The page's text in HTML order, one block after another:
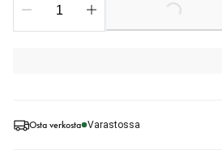
Osta verkosta Varastossa